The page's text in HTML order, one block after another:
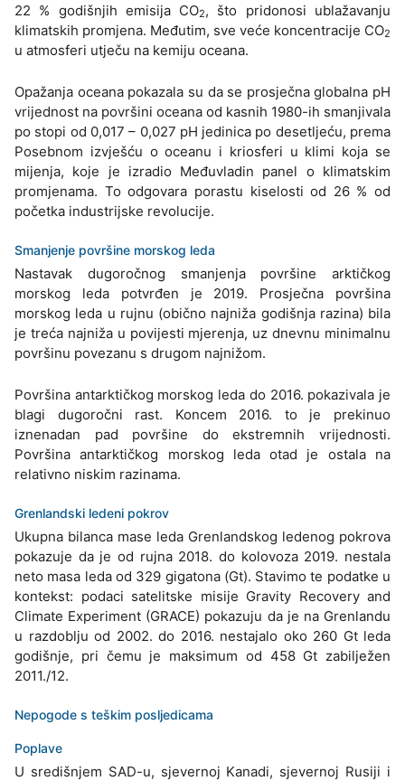
22 % godišnjih emisija CO2, što pridonosi ublažavanju
klimatskih promjena. Međutim, sve veće koncentracije CO2
u atmosferi utječu na kemiju oceana.
Opažanja oceana pokazala su da se prosječna globalna pH
vrijednost na površini oceana od kasnih 1980-ih smanjivala
po stopi od 0,017 – 0,027 pH jedinica po desetljeću, prema
Posebnom izvješću o oceanu i kriosferi u klimi koja se
mijenja, koje je izradio Međuvladin panel o klimatskim
promjenama. To odgovara porastu kiselosti od 26 % od
početka industrijske revolucije.
Smanjenje površine morskog leda
Nastavak dugoročnog smanjenja površine arktičkog
morskog leda potvrđen je 2019. Prosječna površina
morskog leda u rujnu (obično najniža godišnja razina) bila
je treća najniža u povijesti mjerenja, uz dnevnu minimalnu
površinu povezanu s drugom najnižom.
Površina antarktičkog morskog leda do 2016. pokazivala je
blagi dugoročni rast. Koncem 2016. to je prekinuo
iznenadan pad površine do ekstremnih vrijednosti.
Površina antarktičkog morskog leda otad je ostala na
relativno niskim razinama.
Grenlandski ledeni pokrov
Ukupna bilanca mase leda Grenlandskog ledenog pokrova
pokazuje da je od rujna 2018. do kolovoza 2019. nestala
neto masa leda od 329 gigatona (Gt). Stavimo te podatke u
kontekst: podaci satelitske misije Gravity Recovery and
Climate Experiment (GRACE) pokazuju da je na Grenlandu
u razdoblju od 2002. do 2016. nestajalo oko 260 Gt leda
godišnje, pri čemu je maksimum od 458 Gt zabilježen
2011./12.
Nepogode s teškim posljedicama
Poplave
U središnjem SAD-u, sjevernoj Kanadi, sjevernoj Rusiji i